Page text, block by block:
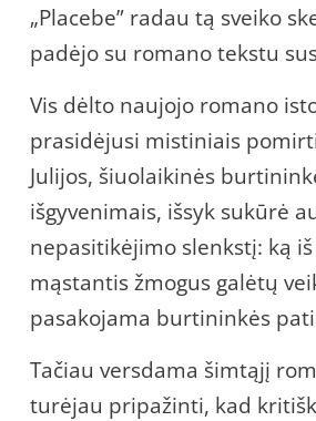
„Placebe” radau tą sveiko
padėjo su romano tekstu
Vis dėlto naujojo romano
prasidėjusi mistiniais
Julijos, šiuolaikinės
išgyvenimais, išsyk sukūrė
nepasitikėjimo slenkstį: ką
mąstantis žmogus galėtų
pasakojama burtininkės
Tačiau versdama šimtąjį
turėjau pripažinti, kad